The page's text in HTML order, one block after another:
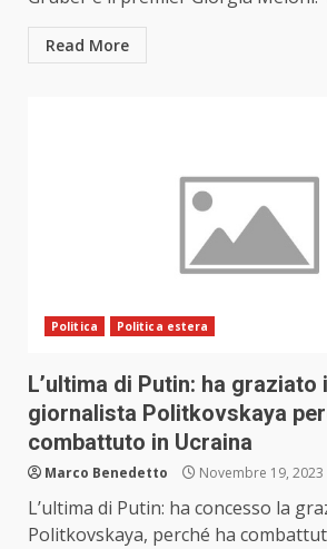
Read More
Politica Politica estera
L’ultima di Putin: ha
giornalista Politkovskaya
combattuto in Ucraina
Marco Benedetto Novembre 19, 2023
L’ultima di Putin: ha concesso la
Politkovskaya, perché ha